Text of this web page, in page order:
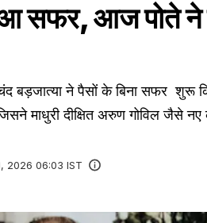
सफर, आज पोते ने
बड़जात्या ने पैसों के बिना सफर शुरू
माधुरी दीक्षित अरुण गोविल जैसे नए
2026 06:03 IST